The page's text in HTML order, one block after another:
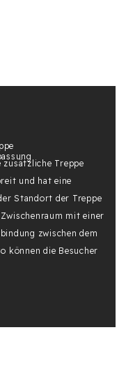
Treppe
und hat eine
Standort der Treppe
mit einer
zwischen dem
können die Besucher